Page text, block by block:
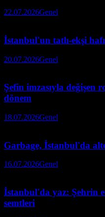
22.07.2026Genel
İstanbul'un tatlı-ekşi
20.07.2026Genel
Şefin imzasıyla değişen
dönem
18.07.2026Genel
Garbage, İstanbul'da
16.07.2026Genel
İstanbul'da yaz: Şehrin
semtleri